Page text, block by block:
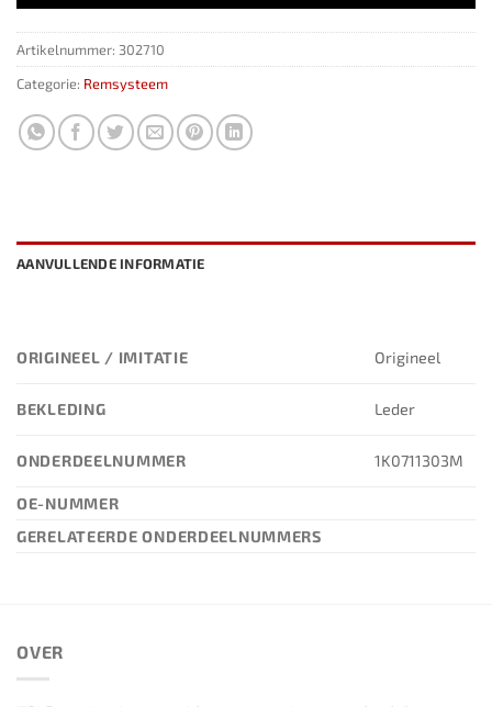
Artikelnummer: 302710
Categorie: Remsysteem
AANVULLENDE INFORMATIE
ORIGINEEL / IMITATIE Origineel
BEKLEDING Leder
ONDERDEELNUMMER 1K0711303M
OE-NUMMER
GERELATEERDE ONDERDEELNUMMERS
OVER